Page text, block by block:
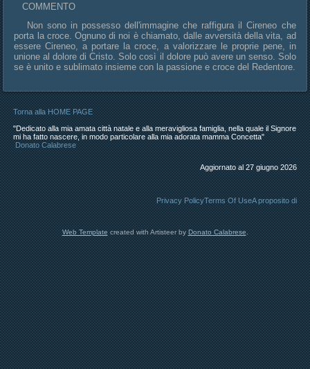
COMMENTO
Non sono in possesso dell'immagine che raffigura il Cireneo che
porta la croce. Ognuno di noi è chiamato, dalle avversità della vita, ad
essere Cireneo, a portare la croce, a valorizzare le proprie pene, in
unione al dolore di Cristo. Solo così il dolore può avere un senso. Solo
se è unito e sublimato insieme con la passione e croce del Redentore.
Torna alla HOME PAGE
"Dedicato alla mia amata città natale e alla meravigliosa famiglia, nella quale il Signore
mi ha fatto nascere, in modo particolare alla mia adorata mamma Concetta"
Donato Calabrese
Aggiornato al 27 giugno 2026
Privacy PolicyTerms Of UseA proposito di
Web Templatecreated with Artisteer byDonato Calabrese.